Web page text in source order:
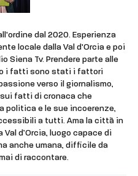
dal 2020. Esperienza
locale dalla Val d'Orcia e poi
Siena Tv. Prendere parte alle
i fatti sono stati i fattori
verso il giornalismo,
fatti di cronaca che
politica e le sue incoerenze,
a tutti. Ama la città in
Val d’Orcia, luogo capace di
anche umana, difficile da
di raccontare.